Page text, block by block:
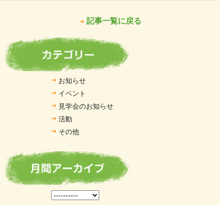
記事一覧に戻る
お知らせ
イベント
見学会のお知らせ
活動
その他